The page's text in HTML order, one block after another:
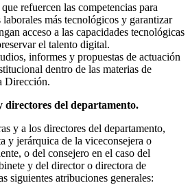
refuercen las competencias para
laborales más tecnológicos y garantizar
acceso a las capacidades tecnológicas
el talento digital.
informes y propuestas de actuación
dentro de las materias de
Dirección.
del departamento.
y a los directores del departamento,
y jerárquica de la viceconsejera o
o del consejero en el caso del
y del director o directora de
siguientes atribuciones generales: